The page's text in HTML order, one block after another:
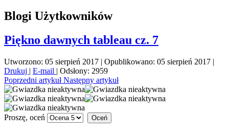
Blogi Użytkowników
Piękno dawnych tableau cz. 7
Utworzono: 05 sierpień 2017 | Opublikowano: 05 sierpień 2017 |
Drukuj | E-mail | Odsłony: 2959
Poprzedni artykuł Następny artykuł
Proszę, oceń